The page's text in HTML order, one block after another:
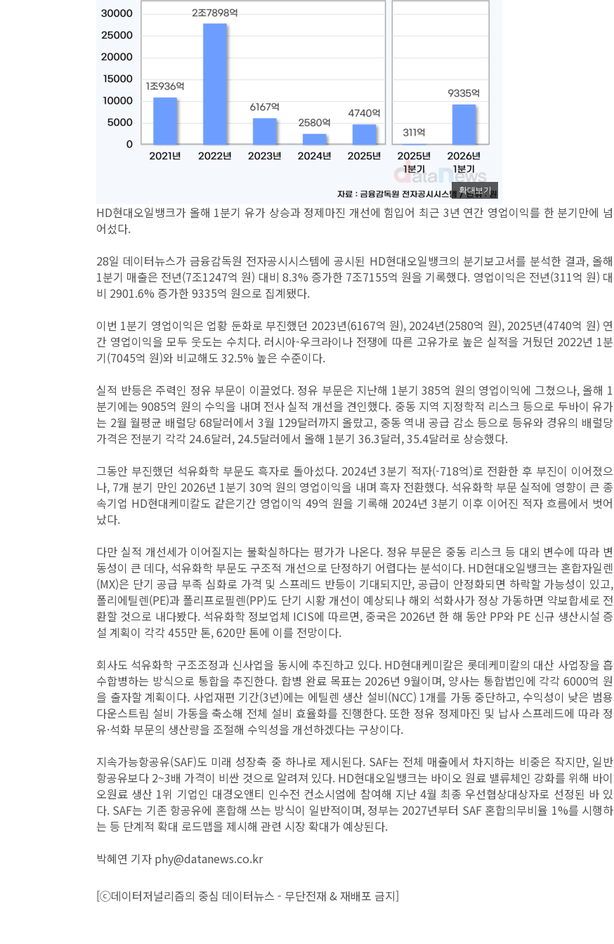
확대보기
HD현대오일뱅크가 올해 1분기 유가 상승과 정제마진 개선에 힘입어 최근 3년 연간 영업이익를 한 분기만에 넘
어섰다.
28일 데이터뉴스가 금융감독원 전자공시시스템에 공시된 HD현대오일뱅크의 분기보고서를 분석한 결과, 올해
1분기 매출은 전년(7조1247억 원) 대비 8.3% 증가한 7조7155억 원을 기록했다. 영업이익은 전년(311억 원) 대
비 2901.6% 증가한 9335억 원으로 집계됐다.
이번 1분기 영업이익은 업황 둔화로 부진했던 2023년(6167억 원), 2024년(2580억 원), 2025년(4740억 원) 연
간 영업이익을 모두 웃도는 수치다. 러시아-우크라이나 전쟁에 따른 고유가로 높은 실적을 거뒀던 2022년 1분
기(7045억 원)와 비교해도 32.5% 높은 수준이다.
실적 반등은 주력인 정유 부문이 이끌었다. 정유 부문은 지난해 1분기 385억 원의 영업이익에 그쳤으나, 올해 1
분기에는 9085억 원의 수익을 내며 전사 실적 개선을 견인했다. 중동 지역 지정학적 리스크 등으로 두바이 유가
는 2월 월평균 배럴당 68달러에서 3월 129달러까지 올랐고, 중동 역내 공급 감소 등으로 등유와 경유의 배럴당
가격은 전분기 각각 24.6달러, 24.5달러에서 올해 1분기 36.3달러, 35.4달러로 상승했다.
그동안 부진했던 석유화학 부문도 흑자로 돌아섰다. 2024년 3분기 적자(-718억)로 전환한 후 부진이 이어졌으
나, 7개 분기 만인 2026년 1분기 30억 원의 영업이익을 내며 흑자 전환했다. 석유화학 부문 실적에 영향이 큰 종
속기업 HD현대케미칼도 같은기간 영업이익 49억 원을 기록해 2024년 3분기 이후 이어진 적자 흐름에서 벗어
났다.
다만 실적 개선세가 이어질지는 불확실하다는 평가가 나온다. 정유 부문은 중동 리스크 등 대외 변수에 따라 변
동성이 큰 데다, 석유화학 부문도 구조적 개선으로 단정하기 어렵다는 분석이다. HD현대오일뱅크는 혼합자일렌
(MX)은 단기 공급 부족 심화로 가격 및 스프레드 반등이 기대되지만, 공급이 안정화되면 하락할 가능성이 있고,
폴리에틸렌(PE)과 폴리프로필렌(PP)도 단기 시황 개선이 예상되나 해외 석화사가 정상 가동하면 약보합세로 전
환할 것으로 내다봤다. 석유화학 정보업체 ICIS에 따르면, 중국은 2026년 한 해 동안 PP와 PE 신규 생산시설 증
설 계획이 각각 455만 톤, 620만 톤에 이를 전망이다.
회사도 석유화학 구조조정과 신사업을 동시에 추진하고 있다. HD현대케미칼은 롯데케미칼의 대산 사업장을 흡
수합병하는 방식으로 통합을 추진한다. 합병 완료 목표는 2026년 9월이며, 양사는 통합법인에 각각 6000억 원
을 출자할 계획이다. 사업재편 기간(3년)에는 에틸렌 생산 설비(NCC) 1개를 가동 중단하고, 수익성이 낮은 범용
다운스트림 설비 가동을 축소해 전체 설비 효율화를 진행한다. 또한 정유 정제마진 및 납사 스프레드에 따라 정
유·석화 부문의 생산량을 조절해 수익성을 개선하겠다는 구상이다.
지속가능항공유(SAF)도 미래 성장축 중 하나로 제시된다. SAF는 전체 매출에서 차지하는 비중은 작지만, 일반
항공유보다 2~3배 가격이 비싼 것으로 알려져 있다. HD현대오일뱅크는 바이오 원료 밸류체인 강화를 위해 바이
오원료 생산 1위 기업인 대경오앤티 인수전 컨소시엄에 참여해 지난 4월 최종 우선협상대상자로 선정된 바 있
다. SAF는 기존 항공유에 혼합해 쓰는 방식이 일반적이며, 정부는 2027년부터 SAF 혼합의무비율 1%를 시행하
는 등 단계적 확대 로드맵을 제시해 관련 시장 확대가 예상된다.
박혜연 기자 phy@datanews.co.kr
[ⓒ데이터저널리즘의 중심 데이터뉴스 - 무단전재 & 재배포 금지]